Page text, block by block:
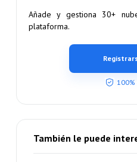
Añade y gestiona 30+
plataforma.
También le puede